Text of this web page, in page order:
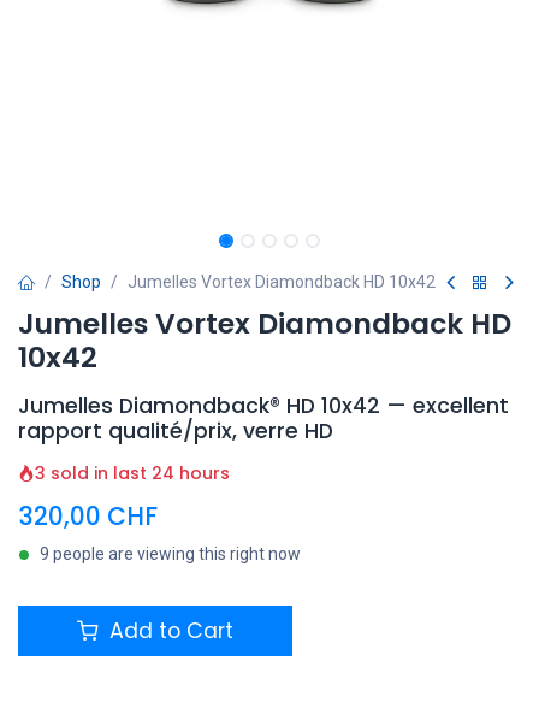
Shop Jumelles Vortex Diamondback HD 10x42
Jumelles Vortex Diamondback HD
10x42
Jumelles Diamondback® HD 10x42 — excellent
rapport qualité/prix, verre HD
3 sold in last 24 hours
320,00 CHF
9 people are viewing this right now
Add to Cart